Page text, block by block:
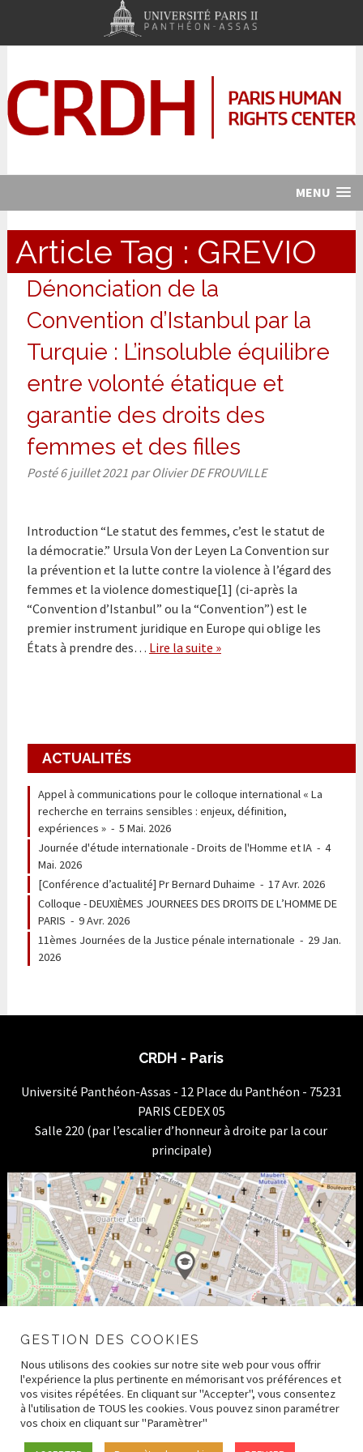
MENU
Article Tag : GREVIO
Dénonciation de la
Convention d’Istanbul par la
Turquie : L’insoluble équilibre
entre volonté étatique et
garantie des droits des
femmes et des filles
Posté6 juillet 2021 par Olivier DE FROUVILLE
Introduction “Le statut des femmes, c’est le statut de
la démocratie.” Ursula Von der Leyen La Convention sur
la prévention et la lutte contre la violence à l’égard des
femmes et la violence domestique[1] (ci-après la
“Convention d’Istanbul” ou la “Convention”) est le
premier instrument juridique en Europe qui oblige les
États à prendre des… Lire la suite »
ACTUALITÉS
Appel à communications pour le colloque international « La
recherche en terrains sensibles : enjeux, définition,
expériences »- 5 Mai. 2026
Journée d'étude internationale - Droits de l'Homme et IA- 4
Mai. 2026
[Conférence d’actualité] Pr Bernard Duhaime - 17 Avr. 2026
Colloque - DEUXIÈMES JOURNEES DES DROITS DE L’HOMME DE
PARIS - 9 Avr. 2026
11èmes Journées de la Justice pénale internationale - 29 Jan.
2026
CRDH - Paris
Université Panthéon-Assas - 12 Place du Panthéon - 75231
PARIS CEDEX 05
Salle 220 (par l’escalier d’honneur à droite par la cour
principale)
GESTION DES COOKIES
Nous utilisons des cookies sur notre site web pour vous offrir
l'expérience la plus pertinente en mémorisant vos préférences et
vos visites répétées. En cliquant sur "Accepter", vous consentez
à l'utilisation de TOUS les cookies. Vous pouvez sinon paramétrer
vos choix en cliquant sur "Paramètrer"